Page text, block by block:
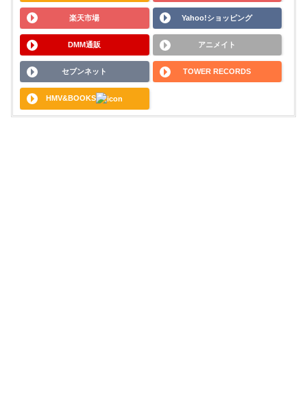
楽天市場 Yahoo!ショッピング
DMM通販 アニメイト
セブンネット TOWER RECORDS
HMV&BOOKS